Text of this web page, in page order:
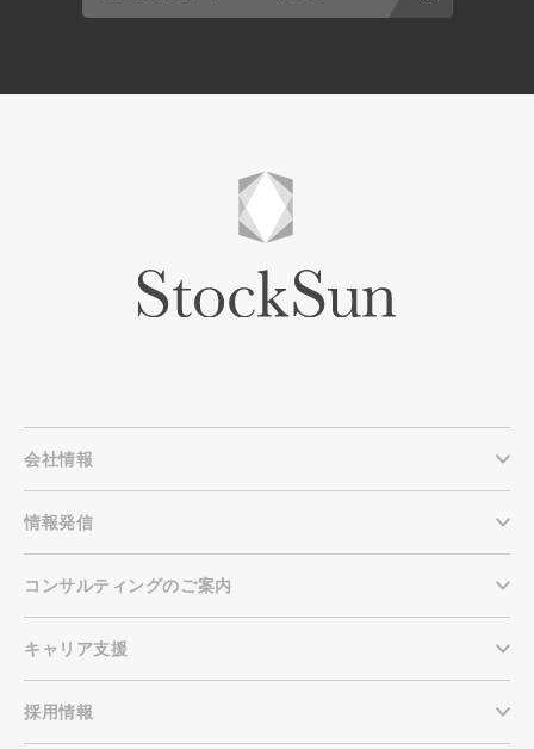
会社情報
情報発信
コンサルティングのご案内
キャリア支援
採用情報